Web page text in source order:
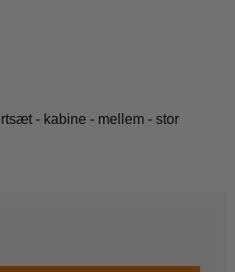
- kabine - mellem - stor